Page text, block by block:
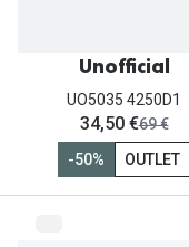
Unofficial
UO5035 4250D1
ahora:
34,50 €antes:
69 €
-50%
OUTLET